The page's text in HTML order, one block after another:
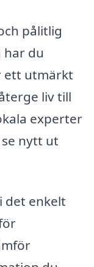
pålitlig
har du
ett utmärkt
liv till
experter
nytt ut
det enkelt